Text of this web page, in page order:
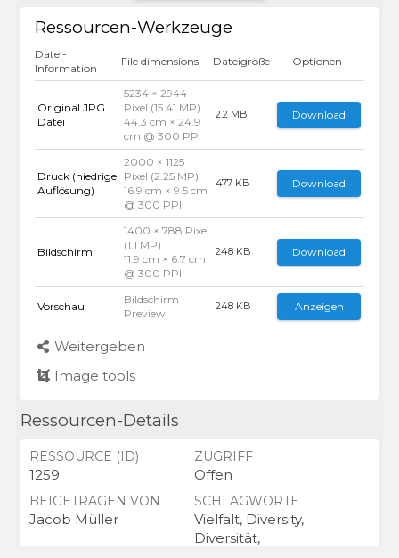
Ressourcen-Werkzeuge
Datei-
Information
File dimensions Dateigröße Optionen
Original JPG
Datei
5234 × 2944
Pixel (15.41 MP)
44.3 cm × 24.9
cm @ 300 PPI
2.2 MB Download
Druck (niedrige
Auflösung)
2000 × 1125
Pixel (2.25 MP)
16.9 cm × 9.5 cm
@ 300 PPI
477 KB Download
Bildschirm
1400 × 788 Pixel
(1.1 MP)
11.9 cm × 6.7 cm
@ 300 PPI
248 KB Download
Vorschau
Bildschirm
Preview
248 KB Anzeigen
Weitergeben
Image tools
Ressourcen-Details
RESSOURCE (ID)
1259
ZUGRIFF
Offen
BEIGETRAGEN VON
Jacob Müller
SCHLAGWORTE
Vielfalt, Diversity,
Diversität,